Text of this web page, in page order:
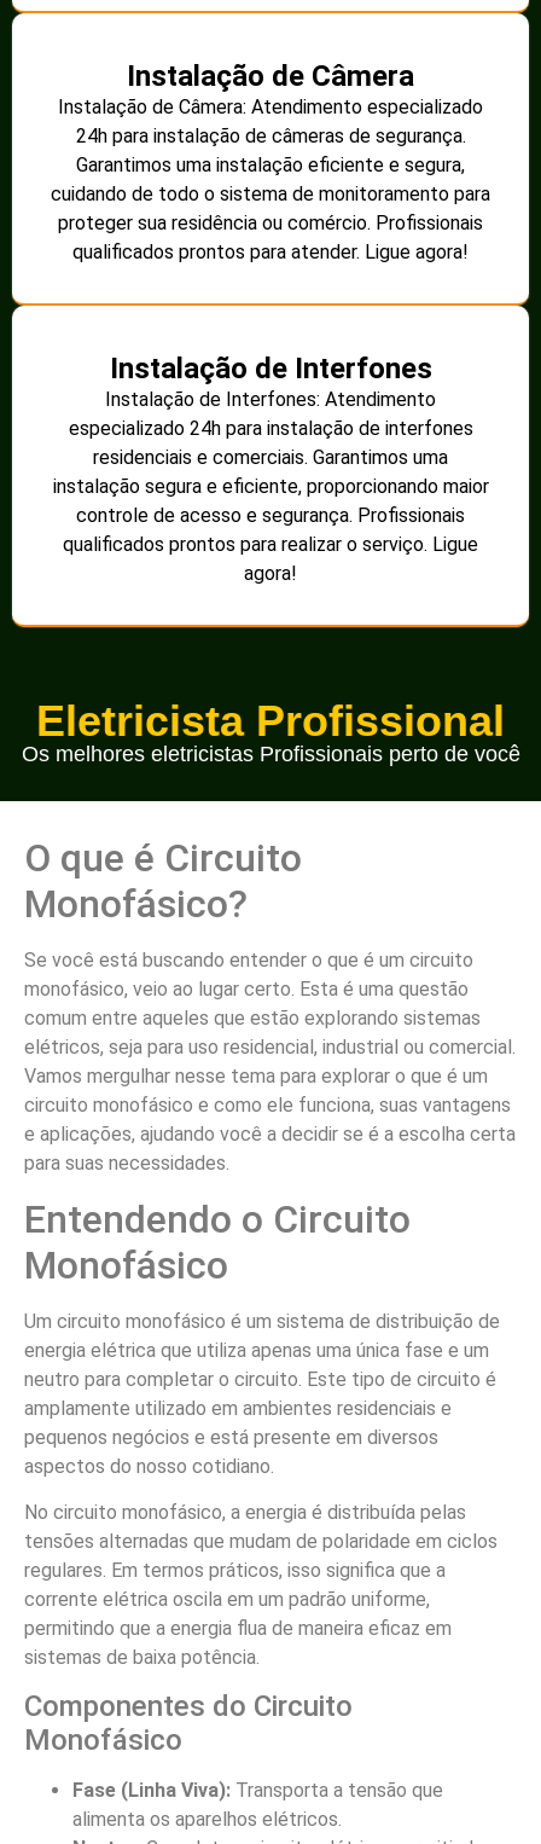
Instalação de Câmera
Instalação de Câmera: Atendimento especializado
24h para instalação de câmeras de segurança.
Garantimos uma instalação eficiente e segura,
cuidando de todo o sistema de monitoramento para
proteger sua residência ou comércio. Profissionais
qualificados prontos para atender. Ligue agora!
Instalação de Interfones
Instalação de Interfones: Atendimento
especializado 24h para instalação de interfones
residenciais e comerciais. Garantimos uma
instalação segura e eficiente, proporcionando maior
controle de acesso e segurança. Profissionais
qualificados prontos para realizar o serviço. Ligue
agora!
Eletricista Profissional
Os melhores eletricistas Profissionais perto de você
O que é Circuito
Monofásico?
Se você está buscando entender o que é um circuito
monofásico, veio ao lugar certo. Esta é uma questão
comum entre aqueles que estão explorando sistemas
elétricos, seja para uso residencial, industrial ou comercial.
Vamos mergulhar nesse tema para explorar o que é um
circuito monofásico e como ele funciona, suas vantagens
e aplicações, ajudando você a decidir se é a escolha certa
para suas necessidades.
Entendendo o Circuito
Monofásico
Um circuito monofásico é um sistema de distribuição de
energia elétrica que utiliza apenas uma única fase e um
neutro para completar o circuito. Este tipo de circuito é
amplamente utilizado em ambientes residenciais e
pequenos negócios e está presente em diversos
aspectos do nosso cotidiano.
No circuito monofásico, a energia é distribuída pelas
tensões alternadas que mudam de polaridade em ciclos
regulares. Em termos práticos, isso significa que a
corrente elétrica oscila em um padrão uniforme,
permitindo que a energia flua de maneira eficaz em
sistemas de baixa potência.
Componentes do Circuito
Monofásico
Fase (Linha Viva): Transporta a tensão que
alimenta os aparelhos elétricos.